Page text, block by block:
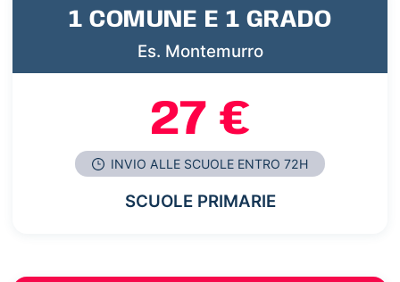
1 COMUNE E 1 GRADO
Es. Montemurro
27 €
INVIO ALLE SCUOLE ENTRO 72H
SCUOLE PRIMARIE